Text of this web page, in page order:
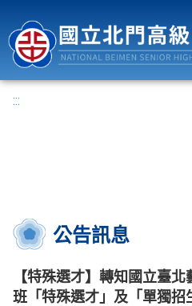
:::
公告訊息
【特殊選才】轉知國立臺
班「特殊選才」及「單獨招